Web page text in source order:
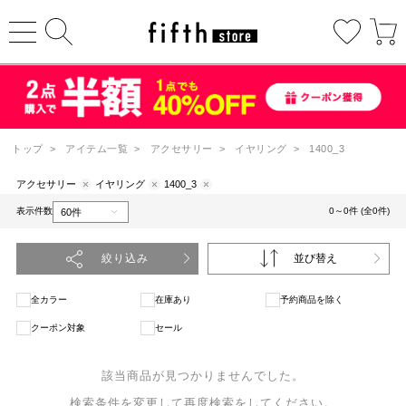
トップ > アイテム一覧 > アクセサリー > イヤリング > 1400_3
アクセサリー イヤリング 1400_3
表示件数 0～0件 (全0件)
絞り込み 並び替え
全カラー 在庫あり 予約商品を除く
クーポン対象 セール
該当商品が見つかりませんでした。
検索条件を変更して再度検索をしてください。